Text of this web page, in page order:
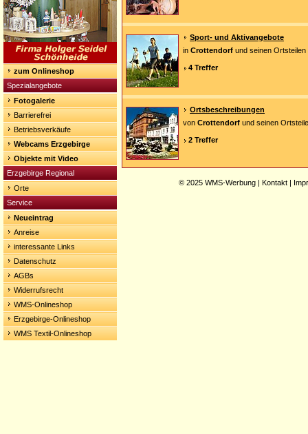
zum Onlineshop
Spezialangebote
Fotogalerie
Barrierefrei
Betriebsverkäufe
Webcams Erzgebirge
Objekte mit Video
Erzgebirge Regional
Orte
Service
Neueintrag
Anreise
interessante Links
Datenschutz
AGBs
Widerrufsrecht
WMS-Onlineshop
Erzgebirge-Onlineshop
WMS Textil-Onlineshop
Sport- und Aktivangebote
in Crottendorf und seinen Ortsteilen
4 Treffer
Ortsbeschreibungen
von Crottendorf und seinen
2 Treffer
© 2025 WMS-Werbung | Kontakt |